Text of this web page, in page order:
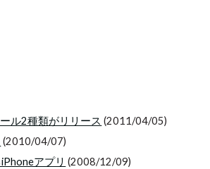
ル2種類がリリース (2011/04/05)
(2010/04/07)
アプリ (2008/12/09)